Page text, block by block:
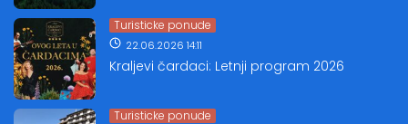
Turisticke ponude
22.06.2026 14:11
Kraljevi čardaci: Letnji program 2026
Turisticke ponude